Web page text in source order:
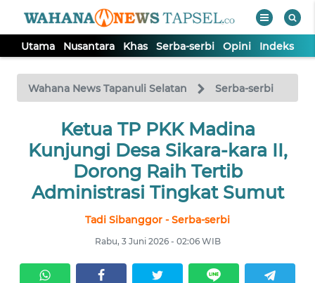
Utama Nusantara Khas Serba-serbi Opini Indeks
Wahana News Tapanuli Selatan Serba-serbi
Ketua TP PKK Madina
Kunjungi Desa Sikara-kara II,
Dorong Raih Tertib
Administrasi Tingkat Sumut
Tadi Sibanggor - Serba-serbi
Rabu, 3 Juni 2026 - 02:06 WIB
TV
Tutup
NUSANTARA
SERBI